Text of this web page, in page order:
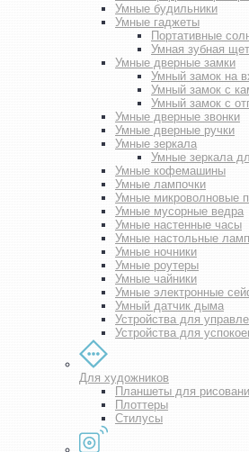
Умные будильники
Умные гаджеты
Портативные
Умная зубная
Умные дверные замки
Умный замок на
Умный замок с
Умный замок с
Умные дверные звонки
Умные дверные ручки
Умные зеркала
Умные зеркала
Умные кофемашины
Умные лампочки
Умные микроволновые
Умные мусорные ведра
Умные настенные часы
Умные настольные
Умные ночники
Умные роутеры
Умные чайники
Умные электронные
Умный датчик дыма
Устройства для
Устройства для
Для художников
Планшеты для
Плоттеры
Стилусы